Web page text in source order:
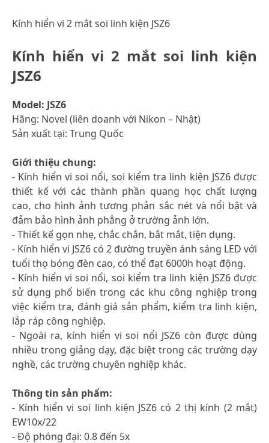
Kính hiển vi 2 mắt soi linh kiện JSZ6
Kính hiển vi 2 mắt soi linh kiện
JSZ6
Model: JSZ6
Hãng: Novel (liên doanh với Nikon – Nhật)
Sản xuất tại: Trung Quốc
Giới thiệu chung:
- Kính hiển vi soi nổi, soi kiểm tra linh kiện JSZ6 được
thiết kế với các thành phần quang học chất lượng
cao, cho hình ảnh tương phản sắc nét và nổi bật và
đảm bảo hình ảnh phẳng ở trường ảnh lớn.
- Thiết kế gọn nhẹ, chắc chắn, bắt mắt, tiện dụng.
- Kính hiển vi JSZ6 có 2 đường truyền ánh sáng LED với
tuổi thọ bóng đèn cao, có thể đạt 6000h hoạt động.
- Kính hiển vi soi nổi, soi kiểm tra linh kiện JSZ6 được
sử dụng phổ biến trong các khu công nghiệp trong
việc kiểm tra, đánh giá sản phẩm, kiểm tra linh kiện,
lắp ráp công nghiệp.
- Ngoài ra, kính hiển vi soi nổi JSZ6 còn được dùng
nhiều trong giảng dạy, đặc biệt trong các trường dạy
nghề, các trường chuyên nghiệp khác.
Thông tin sản phẩm:
- Kính hiển vi soi linh kiện JSZ6 có 2 thị kính (2 mắt)
EW10x/22
- Độ phóng đại: 0.8 đến 5x